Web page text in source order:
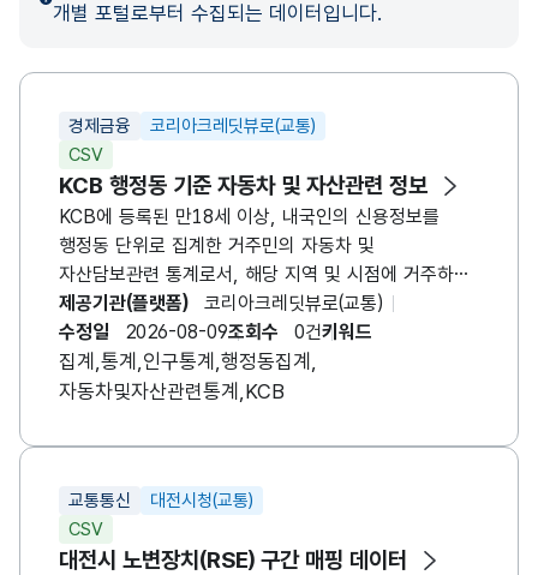
개별 포털로부터 수집되는 데이터입니다.
경제금융
코리아크레딧뷰로(교통)
CSV
KCB 행정동 기준 자동차 및 자산관련 정보
KCB에 등록된 만18세 이상, 내국인의 신용정보를
행정동 단위로 집계한 거주민의 자동차 및
자산담보관련 통계로서, 해당 지역 및 시점에 거주하고
있는 시점에 거주하고 있는 사람들의 정보를 익명정보
(통계)형태로 집계한 데이터입니다.
제공기관(플랫폼)
코리아크레딧뷰로(교통)
수정일
2026-08-09조회수 0건키워드
집계,통계,인구통계,행정동집계,
자동차및자산관련통계,KCB
교통통신
대전시청(교통)
CSV
대전시 노변장치(RSE) 구간 매핑 데이터